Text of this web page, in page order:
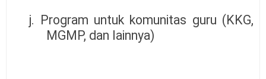
j. Program untuk komunitas guru (KKG,
MGMP, dan lainnya)